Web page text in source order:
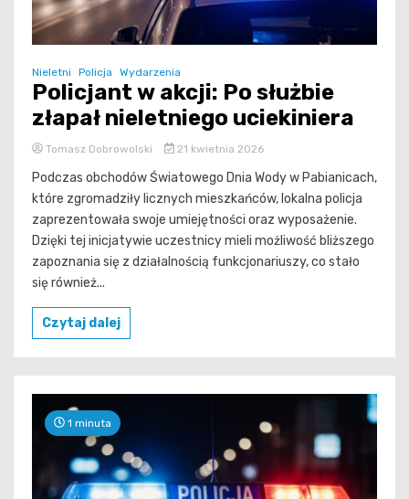
Nieletni Policja Wydarzenia
Policjant w akcji: Po służbie
złapał nieletniego uciekiniera
Tomasz Dobrowolski 21 kwietnia 2026
Podczas obchodów Światowego Dnia Wody w Pabianicach,
które zgromadziły licznych mieszkańców, lokalna policja
zaprezentowała swoje umiejętności oraz wyposażenie.
Dzięki tej inicjatywie uczestnicy mieli możliwość bliższego
zapoznania się z działalnością funkcjonariuszy, co stało
się również...
Czytaj dalej
1 minuta